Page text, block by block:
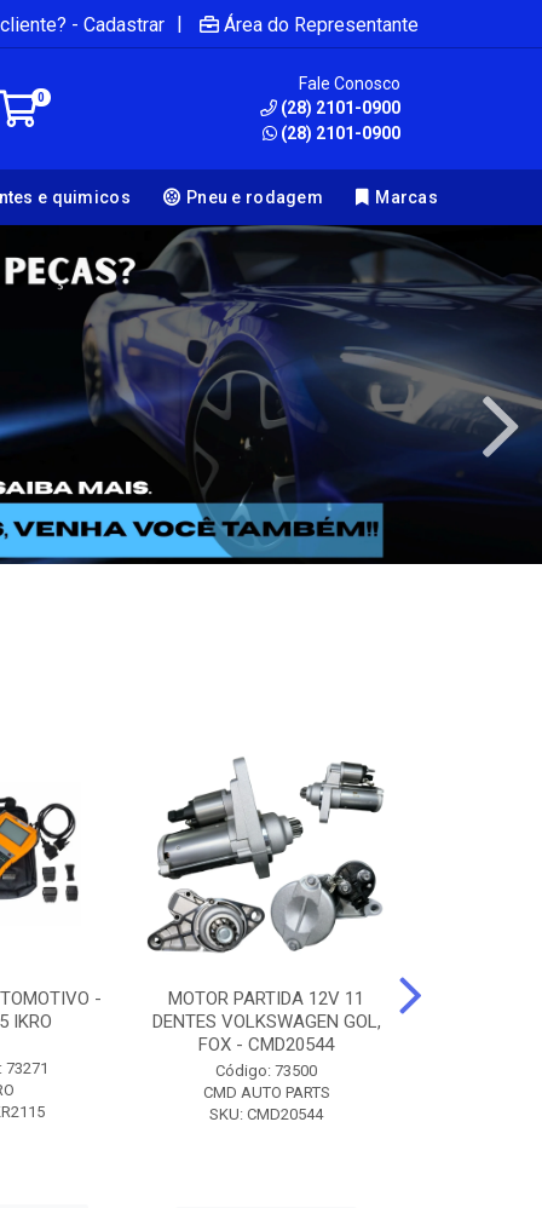
- Cadastrar | Área do Representante
0
Fale Conosco
(28) 2101-0900
(28) 2101-0900
e quimicos Pneu e rodagem Marcas
-
IKRO
73271
MOTOR PARTIDA 12V 11
DENTES VOLKSWAGEN GOL,
FOX - CMD20544
Código: 73500
CMD AUTO PARTS
SKU: CMD20544